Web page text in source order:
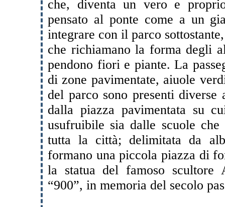
che, diventa un vero e
pensato al ponte come a un
integrare con il parco
che richiamano la forma degli
pendono fiori e piante. La
di zone pavimentate, aiuole
del parco sono presenti
dalla piazza pavimentata su
usufruibile sia dalle scuole
tutta la città; delimitata da
formano una piccola piazza di
la statua del famoso scultore
“900”, in memoria del secolo